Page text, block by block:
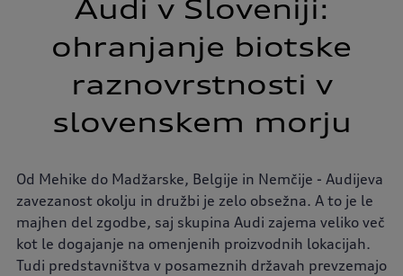
Audi v Sloveniji:
ohranjanje biotske
raznovrstnosti v
slovenskem morju
Od Mehike do Madžarske, Belgije in Nemčije - Audijeva
zavezanost okolju in družbi je zelo obsežna. A to je le
majhen del zgodbe, saj skupina Audi zajema veliko več
kot le dogajanje na omenjenih proizvodnih lokacijah.
Tudi predstavništva v posameznih državah prevzemajo